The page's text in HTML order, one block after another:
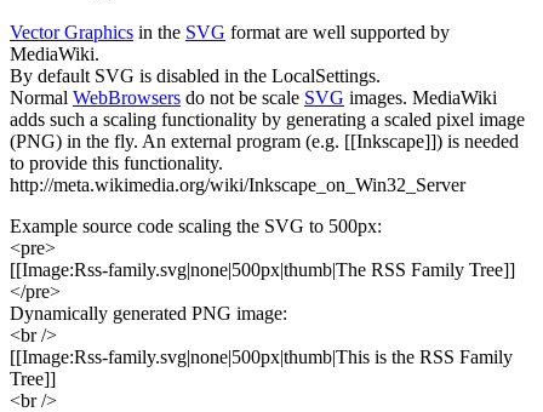
Vector Graphics in the SVG format are well supported by
MediaWiki.
By default SVG is disabled in the LocalSettings.
Normal WebBrowsers do not be scale SVG images. MediaWiki
adds such a scaling functionality by generating a scaled pixel image
(PNG) in the fly. An external program (e.g. [[Inkscape]]) is needed
to provide this functionality.
http://meta.wikimedia.org/wiki/Inkscape_on_Win32_Server
Example source code scaling the SVG to 500px:
<pre>
[[Image:Rss-family.svg|none|500px|thumb|The RSS Family Tree]]
</pre>
Dynamically generated PNG image:
<br />
[[Image:Rss-family.svg|none|500px|thumb|This is the RSS Family
Tree]]
<br />